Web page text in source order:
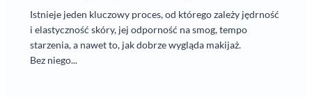
Istnieje jeden kluczowy proces, od którego zależy jędrność
i elastyczność skóry, jej odporność na smog, tempo
starzenia, a nawet to, jak dobrze wygląda makijaż.
Bez niego...